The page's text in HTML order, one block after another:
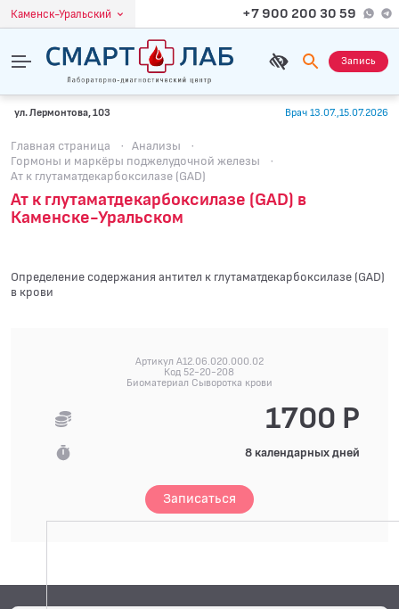
Каменск-Уральский +7 900 200 30 59
Запись
ул. Лермонтова, 103 Врач 13.07.,15.07.2026
Главная страница · Анализы
·
Гормоны и маркёры поджелудочной железы
·
Ат к глутаматдекарбоксилазе (GAD)
Ат к глутаматдекарбоксилазе (GAD) в
Каменске-Уральском
Определение содержания антител к глутаматдекарбоксилазе (GAD)
в крови
Артикул A12.06.020.000.02
Код 52-20-208
Биоматериал Сыворотка крови
1700 Р
8 календарных дней
Записаться